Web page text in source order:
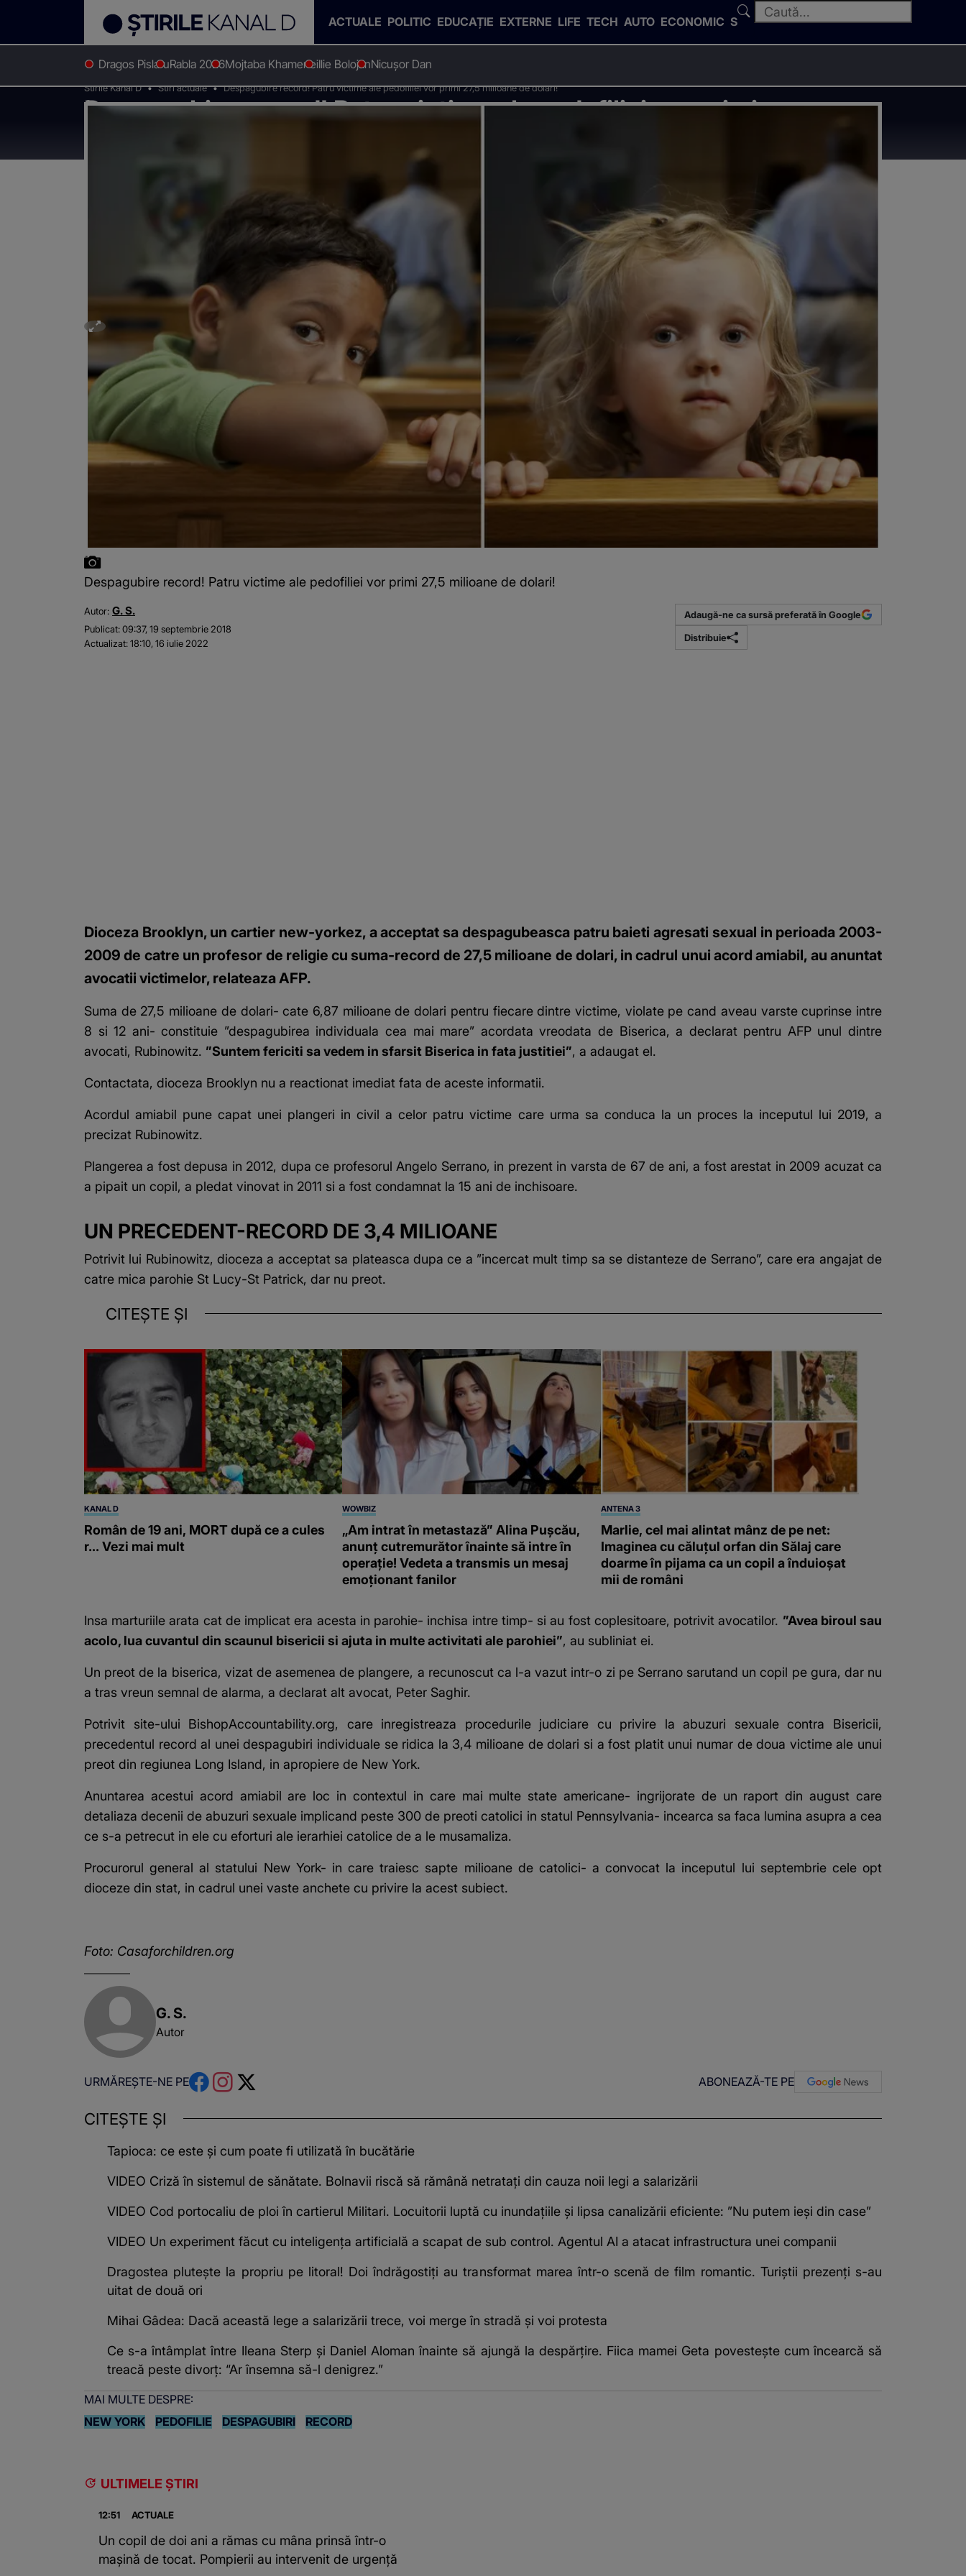
ACTUALE POLITIC EDUCAȚIE EXTERNE LIFE TECH AUTO ECONOMIC SPORT
Dragos PislaruRabla 2026Mojtaba KhameneiIlie BolojanNicușor Dan
Stirile Kanal D Stiri actuale Despagubire record! Patru victime ale pedofiliei vor primi 27,5 milioane de dolari!
Despagubire record! Patru victime ale pedofiliei vor primi
Despagubire record! Patru victime ale pedofiliei vor primi 27,5 milioane de dolari!
Autor: G. S.
Publicat:09:37, 19 septembrie 2018
Actualizat:18:10, 16 iulie 2022
Adaugă-ne ca sursă preferată în Google
Distribuie
Dioceza Brooklyn, un cartier new-yorkez, a acceptat sa despagubeasca patru baieti agresati sexual in perioada 2003-
2009 de catre un profesor de religie cu suma-record de 27,5 milioane de dolari, in cadrul unui acord amiabil, au anuntat
avocatii victimelor, relateaza AFP.
Suma de 27,5 milioane de dolari- cate 6,87 milioane de dolari pentru fiecare dintre victime, violate pe cand aveau varste cuprinse intre
8 si 12 ani- constituie ”despagubirea individuala cea mai mare” acordata vreodata de Biserica, a declarat pentru AFP unul dintre
avocati, Rubinowitz. ”Suntem fericiti sa vedem in sfarsit Biserica in fata justitiei”, a adaugat el.
Contactata, dioceza Brooklyn nu a reactionat imediat fata de aceste informatii.
Acordul amiabil pune capat unei plangeri in civil a celor patru victime care urma sa conduca la un proces la inceputul lui 2019, a
precizat Rubinowitz.
Plangerea a fost depusa in 2012, dupa ce profesorul Angelo Serrano, in prezent in varsta de 67 de ani, a fost arestat in 2009 acuzat ca
a pipait un copil, a pledat vinovat in 2011 si a fost condamnat la 15 ani de inchisoare.
UN PRECEDENT-RECORD DE 3,4 MILIOANE
Potrivit lui Rubinowitz, dioceza a acceptat sa plateasca dupa ce a ”incercat mult timp sa se distanteze de Serrano”, care era angajat de
catre mica parohie St Lucy-St Patrick, dar nu preot.
CITEȘTE ȘI
KANAL D
Român de 19 ani, MORT după ce a cules
r... Vezi mai mult
WOWBIZ
„Am intrat în metastază” Alina Pușcău,
anunț cutremurător înainte să intre în
operație! Vedeta a transmis un mesaj
emoționant fanilor
ANTENA 3
Marlie, cel mai alintat mânz de pe net:
Imaginea cu căluțul orfan din Sălaj care
doarme în pijama ca un copil a înduioșat
mii de români
Insa marturiile arata cat de implicat era acesta in parohie- inchisa intre timp- si au fost coplesitoare, potrivit avocatilor. ”Avea biroul sau
acolo, lua cuvantul din scaunul bisericii si ajuta in multe activitati ale parohiei”, au subliniat ei.
Un preot de la biserica, vizat de asemenea de plangere, a recunoscut ca l-a vazut intr-o zi pe Serrano sarutand un copil pe gura, dar nu
a tras vreun semnal de alarma, a declarat alt avocat, Peter Saghir.
Potrivit site-ului BishopAccountability.org, care inregistreaza procedurile judiciare cu privire la abuzuri sexuale contra Bisericii,
precedentul record al unei despagubiri individuale se ridica la 3,4 milioane de dolari si a fost platit unui numar de doua victime ale unui
preot din regiunea Long Island, in apropiere de New York.
Anuntarea acestui acord amiabil are loc in contextul in care mai multe state americane- ingrijorate de un raport din august care
detaliaza decenii de abuzuri sexuale implicand peste 300 de preoti catolici in statul Pennsylvania- incearca sa faca lumina asupra a cea
ce s-a petrecut in ele cu eforturi ale ierarhiei catolice de a le musamaliza.
Procurorul general al statului New York- in care traiesc sapte milioane de catolici- a convocat la inceputul lui septembrie cele opt
dioceze din stat, in cadrul unei vaste anchete cu privire la acest subiect.
Foto: Casaforchildren.org
G. S.
Autor
URMĂREȘTE-NE PE ABONEAZĂ-TE PE
CITEȘTE ȘI
Tapioca: ce este și cum poate fi utilizată în bucătărie
VIDEO Criză în sistemul de sănătate. Bolnavii riscă să rămână netratați din cauza noii legi a salarizării
VIDEO Cod portocaliu de ploi în cartierul Militari. Locuitorii luptă cu inundațiile și lipsa canalizării eficiente: ”Nu putem ieși din case”
VIDEO Un experiment făcut cu inteligența artificială a scapat de sub control. Agentul AI a atacat infrastructura unei companii
Dragostea plutește la propriu pe litoral! Doi îndrăgostiți au transformat marea într-o scenă de film romantic. Turiștii prezenți s-au
uitat de două ori
Mihai Gâdea: Dacă această lege a salarizării trece, voi merge în stradă și voi protesta
Ce s-a întâmplat între Ileana Sterp și Daniel Aloman înainte să ajungă la despărțire. Fiica mamei Geta povestește cum încearcă să
treacă peste divorț: “Ar însemna să-l denigrez.”
MAI MULTE DESPRE:
NEW YORK
PEDOFILIE DESPAGUBIRI RECORD
ULTIMELE ȘTIRI
12:51 ACTUALE
Un copil de doi ani a rămas cu mâna prinsă într-o
mașină de tocat. Pompierii au intervenit de urgență